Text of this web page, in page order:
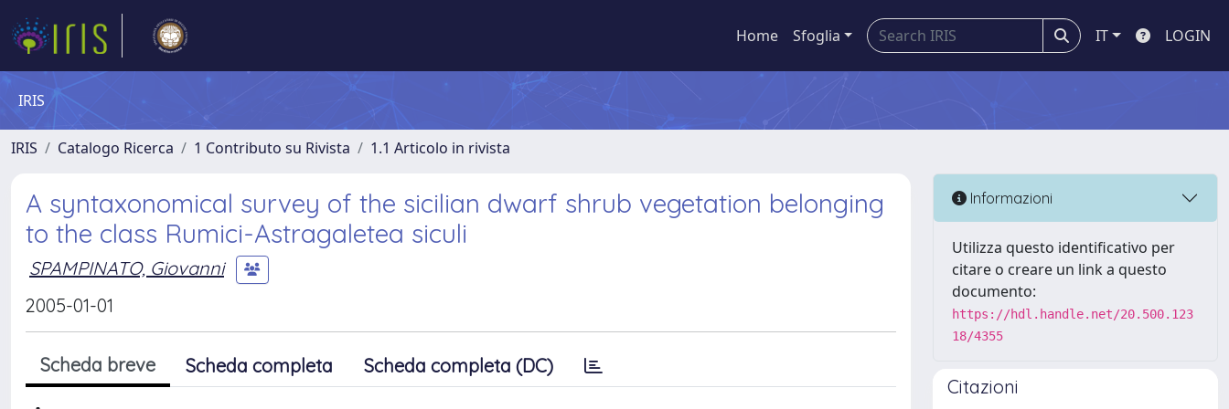
Home Sfoglia IT LOGIN
IRIS
IRIS Catalogo Ricerca 1 Contributo su Rivista 1.1 Articolo in rivista
A syntaxonomical survey of the sicilian dwarf shrub vegetation belonging
to the class Rumici-Astragaletea siculi
SPAMPINATO, Giovanni
2005-01-01
Scheda breve Scheda completa Scheda completa (DC)
Informazioni
Utilizza questo identificativo per
citare o creare un link a questo
documento:
https://hdl.handle.net/20.500.123
18/4355
Citazioni